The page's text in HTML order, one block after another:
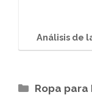
Análisis de
Categorías
Ropa para